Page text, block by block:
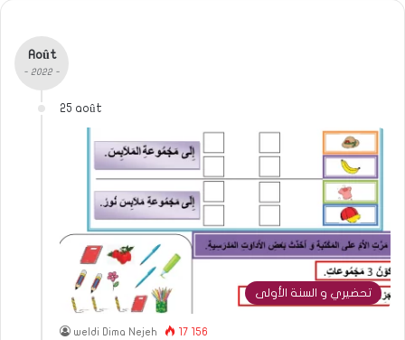
Août
- 2022 -
25 août
تحضيري و السنة الأولى
weldi Dima Nejeh 17 156